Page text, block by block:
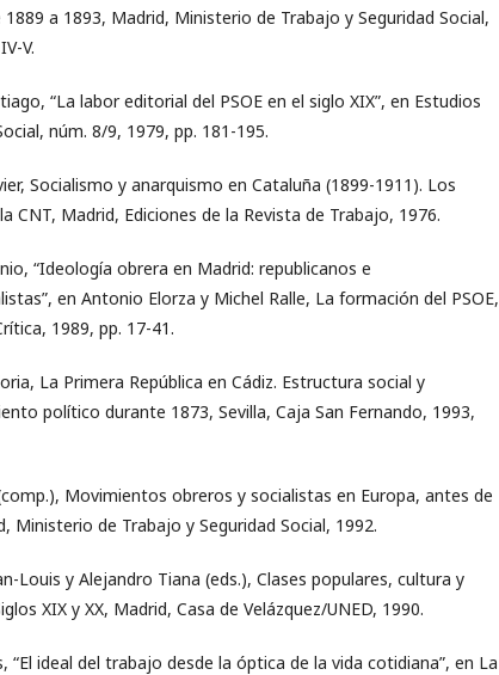
1889 a 1893, Madrid, Ministerio de Trabajo y Seguridad Social,
V.
“La labor editorial del PSOE en el siglo XIX”, en Estudios
núm. 8/9, 1979, pp. 181-195.
Socialismo y anarquismo en Cataluña (1899-1911). Los
CNT, Madrid, Ediciones de la Revista de Trabajo, 1976.
“Ideología obrera en Madrid: republicanos e
en Antonio Elorza y Michel Ralle, La formación del PSOE,
1989, pp. 17-41.
La Primera República en Cádiz. Estructura social y
político durante 1873, Sevilla, Caja San Fernando, 1993,
Movimientos obreros y socialistas en Europa, antes de
Ministerio de Trabajo y Seguridad Social, 1992.
Louis y Alejandro Tiana (eds.), Clases populares, cultura y
XIX y XX, Madrid, Casa de Velázquez/UNED, 1990.
“El ideal del trabajo desde la óptica de la vida cotidiana”, en La